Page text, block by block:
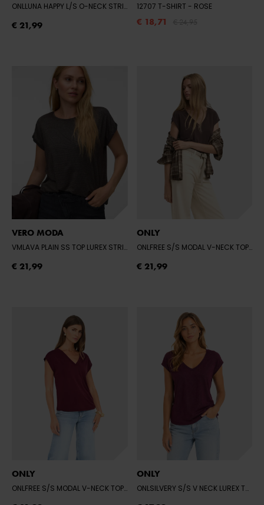
ONLLUNA HAPPY L/S O-NECK STRIPE TEE - AVOCADO/MELANGE
€ 21,99
12707 T-SHIRT - ROSE
€ 18,71
VERO MODA
VMLAVA PLAIN SS TOP LUREX STRIP GA - CHOCOLATE TORTE/GOLD LUREX
€ 21,99
ONLY
ONLFREE S/S MODAL V-NECK TOP JRS NO
€ 21,99
ONLY
ONLFREE S/S MODAL V-NECK TOP JRS NO - TAWNY PORT
ONLY
ONLSILVERY S/S V NECK LUREX TOP JRS